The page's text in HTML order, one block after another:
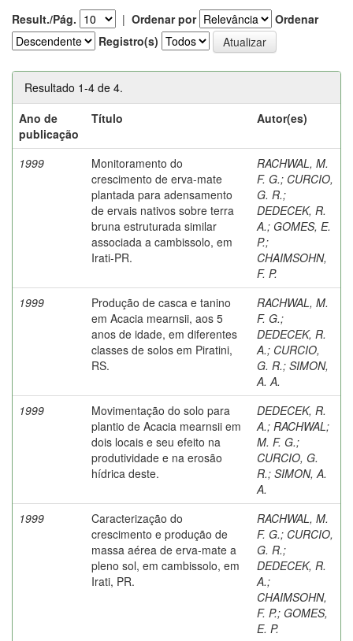
Result./Pág. | Ordenar por
Ordenar
Registro(s)
Resultado 1-4 de 4.
Ano de
publicação
Título Autor(es)
1999
Monitoramento do
crescimento de erva-mate
plantada para adensamento
de ervais nativos sobre terra
bruna estruturada similar
associada a cambissolo, em
Irati-PR.
RACHWAL, M.
F. G.; CURCIO,
G. R.;
DEDECEK, R.
A.; GOMES, E.
P.;
CHAIMSOHN,
F. P.
1999
Produção de casca e tanino
em Acacia mearnsii, aos 5
anos de idade, em diferentes
classes de solos em Piratini,
RS.
RACHWAL, M.
F. G.;
DEDECEK, R.
A.; CURCIO,
G. R.; SIMON,
A. A.
1999
Movimentação do solo para
plantio de Acacia mearnsii em
dois locais e seu efeito na
produtividade e na erosão
hídrica deste.
DEDECEK, R.
A.; RACHWAL;
M. F. G.;
CURCIO, G.
R.; SIMON, A.
A.
1999
Caracterização do
crescimento e produção de
massa aérea de erva-mate a
pleno sol, em cambissolo, em
Irati, PR.
RACHWAL, M.
F. G.; CURCIO,
G. R.;
DEDECEK, R.
A.;
CHAIMSOHN,
F. P.; GOMES,
E. P.